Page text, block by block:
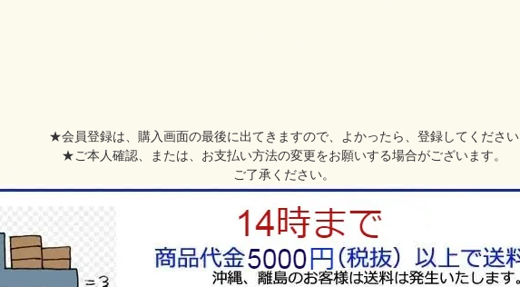
★会員登録は、購入画面の最後に出てきますので、よかったら、登録してください
★ご本人確認、または、お支払い方法の変更をお願いする場合がございます。
ご了承ください。